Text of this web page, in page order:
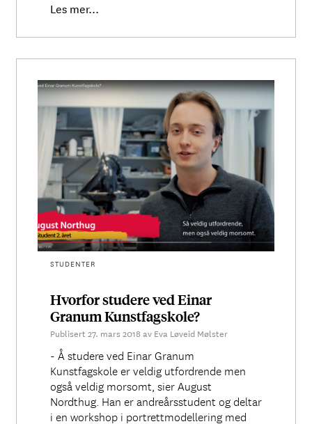
Les mer...
STUDENTER
Hvorfor studere ved Einar
Granum Kunstfagskole?
Publisert 27. mars 2018 av Eva Løveid Mølster
- Å studere ved Einar Granum
Kunstfagskole er veldig utfordrende men
også veldig morsomt, sier August
Nordthug. Han er andreårsstudent og deltar
i en workshop i portrettmodellering med